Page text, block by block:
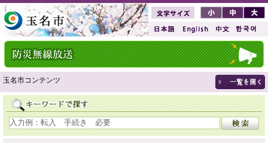
玉名市コンテンツ